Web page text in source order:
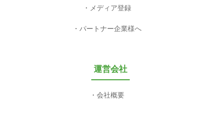
メディア登録
パートナー企業様へ
運営会社
会社概要